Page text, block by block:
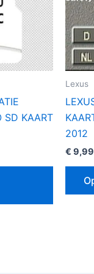
SD KAART
Lexus
2012
€ 9,99